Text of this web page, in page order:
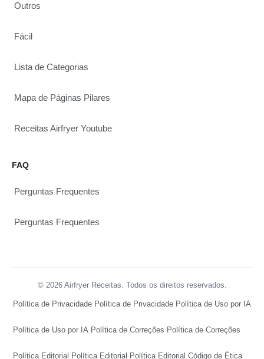
Outros
Fácil
Lista de Categorias
Mapa de Páginas Pilares
Receitas Airfryer Youtube
FAQ
Perguntas Frequentes
Perguntas Frequentes
© 2026 Airfryer Receitas. Todos os direitos reservados.
Política de Privacidade Política de Privacidade Política de Uso por IA
Política de Uso por IA Política de Correções Política de Correções
Política Editorial Política Editorial Política Editorial Código de Ética